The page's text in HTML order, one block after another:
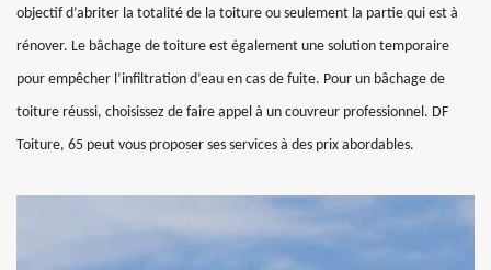
objectif d’abriter la totalité de la toiture ou seulement la partie qui est à
rénover. Le bâchage de toiture est également une solution temporaire
pour empêcher l’infiltration d’eau en cas de fuite. Pour un bâchage de
toiture réussi, choisissez de faire appel à un couvreur professionnel. DF
Toiture, 65 peut vous proposer ses services à des prix abordables.